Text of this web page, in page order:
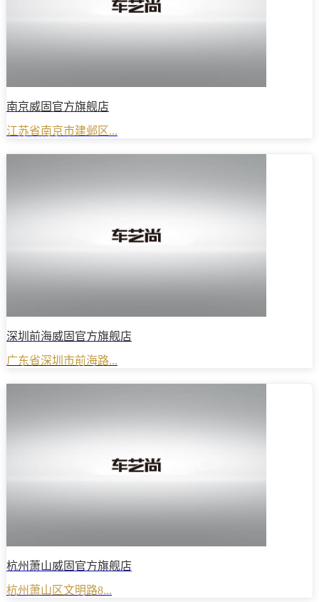
南京威固官方旗舰店
江苏省南京市建邺区...
深圳前海威固官方旗舰店
广东省深圳市前海路...
杭州萧山威固官方旗舰店
杭州萧山区文明路8...